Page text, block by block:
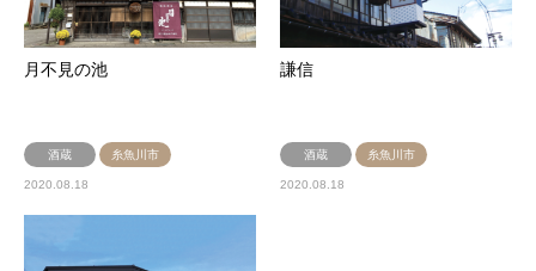
月不見の池
酒蔵 糸魚川市
2020.08.18
謙信
酒蔵 糸魚川市
2020.08.18